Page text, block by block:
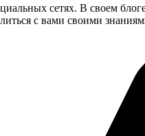
сетях. В своем
с вами своими